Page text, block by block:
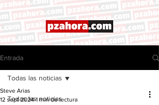
Entrada
Todas las noticias
Todas las noticias
Steve Arias
12 sept 2024 1 min de lectura